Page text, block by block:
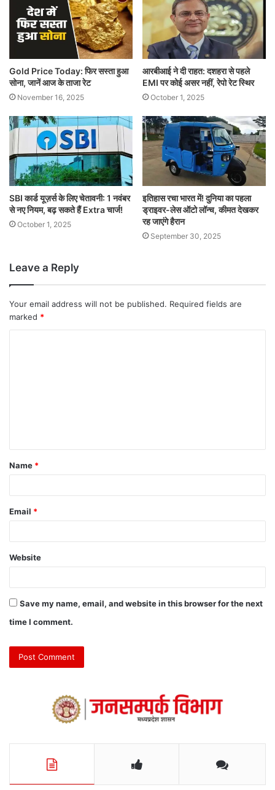
Gold Price Today: फिर सस्ता हुआ
सोना, जानें आज के ताजा रेट
November 16, 2025
आरबीआई ने दी राहत: दशहरा से पहले
EMI पर कोई असर नहीं, रेपो रेट स्थिर
October 1, 2025
SBI कार्ड यूज़र्स के लिए चेतावनी: 1 नवंबर
से नए नियम, बढ़ सकते हैं Extra चार्ज!
October 1, 2025
इतिहास रचा भारत में! दुनिया का पहला
ड्राइवर-लेस ऑटो लॉन्च, कीमत देखकर
रह जाएंगे हैरान
September 30, 2025
Leave a Reply
Your email address will not be published. Required fields are
marked *
Name *
Email *
Website
Save my name, email, and website in this browser for the next
time I comment.